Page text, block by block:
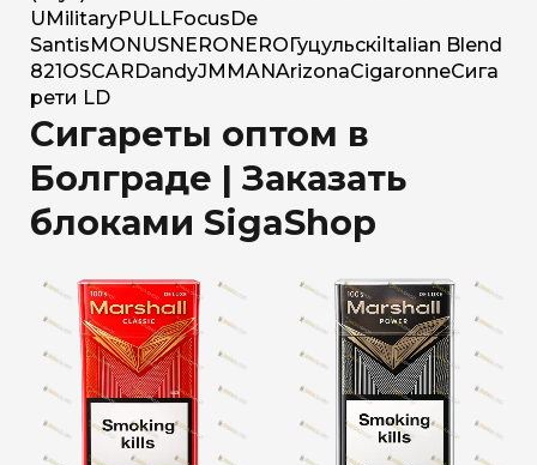
U MilitaryPULLFocus De
Santis MONUSNERO NERO Гуцульскі Italian Blend
821 OSCAR DandyJM MANArizonaCigaronneСига
рети LD
Сигареты оптом в
Болграде | Заказать
блоками SigaShop